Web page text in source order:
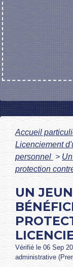
Accueil
Licenciement
personnel >
protection
UN
Vérifié le 06 Sep
administrative